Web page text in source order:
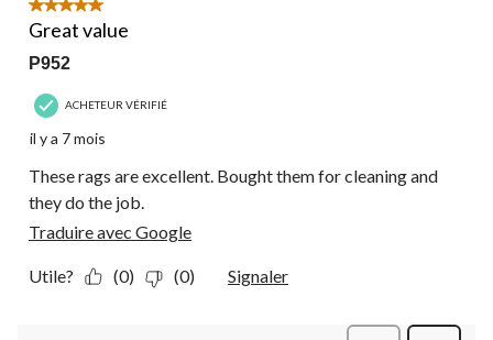
5 étoile(s) sur 5.
Great value
P952
ACHETEUR VÉRIFIÉ
il y a 7 mois
These rags are excellent. Bought them for cleaning and
they do the job.
Traduire avec Google
Utile? (0) (0) Signaler